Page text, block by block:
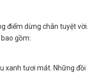
điểm dừng chân tuyệt vời.
gồm:
xanh tươi mát. Những đồi